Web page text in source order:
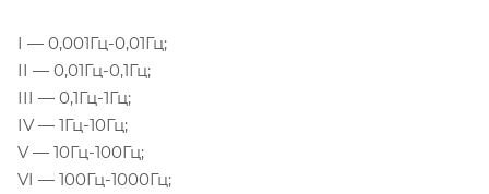
I — 0,001Гц-0,01Гц;
II — 0,01Гц-0,1Гц;
III — 0,1Гц-1Гц;
IV — 1Гц-10Гц;
V — 10Гц-100Гц;
VI — 100Гц-1000Гц;